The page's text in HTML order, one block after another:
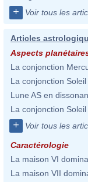
+ Voir tous les
Articles
Aspects
La conjonction
La conjonction
Lune AS en
La conjonction
+ Voir tous les
Caractérologie
La maison VI
La maison VII